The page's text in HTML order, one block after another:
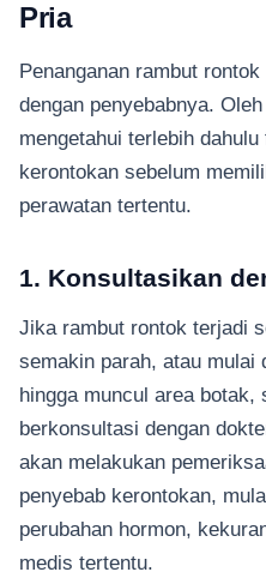
Pria
Penanganan rambut
dengan penyebabnya.
mengetahui terlebih
kerontokan sebelum
perawatan tertentu.
1. Konsultasikan
Jika rambut rontok terjadi
semakin parah, atau mulai
hingga muncul area botak,
berkonsultasi dengan
akan melakukan
penyebab kerontokan,
perubahan hormon,
medis tertentu.